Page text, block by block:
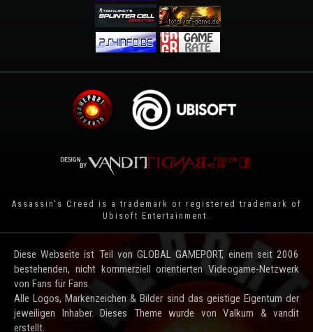
Assassin's Creed is a trademark or registered trademark of
Ubisoft Entertainment
Diese Webseite ist Teil von GLOBAL GAMEPORT, einem seit 2006
bestehenden, nicht kommerziell orientierten Videogame-Netzwerk
von Fans für Fans.
Alle Logos, Markenzeichen & Bilder sind das geistige Eigentum der
jeweiligen Inhaber. Dieses Theme wurde von Valkum & vandit
erstellt.